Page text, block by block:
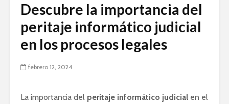
Descubre la importancia del
peritaje informático judicial
en los procesos legales
febrero 12, 2024
La importancia del peritaje informático judicial en el